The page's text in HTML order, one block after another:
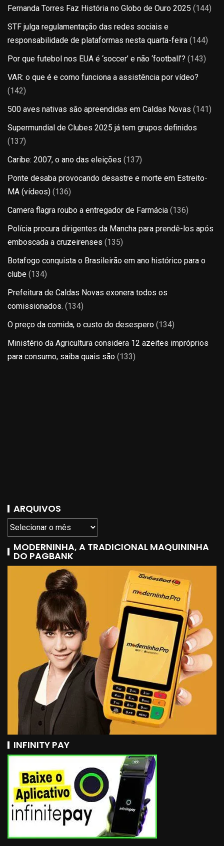
Fernanda Torres Faz História no Globo de Ouro 2025 (144)
STF julga regulamentação das redes sociais e
responsabilidade de plataformas nesta quarta-feira (144)
Por que futebol nos EUA é ‘soccer’ e não ‘football’? (143)
VAR: o que é e como funciona a assistência por vídeo?
(142)
500 aves nativas são apreendidas em Caldas Novas (141)
Supermundial de Clubes 2025 já tem grupos definidos
(137)
Caribe: 2007, o ano das eleições (137)
Ponte desaba provocando desastre e morte em Estreito-
MA (vídeos) (136)
Camera flagra roubo a entregador de Farmácia (136)
Polícia procura dirigentes da Mancha para prendê-los após
emboscada a cruzeirenses (135)
Botafogo conquista o Brasileirão em ano histórico para o
clube (134)
Prefeitura de Caldas Novas exonera todos os
comissionados. (134)
O preço da comida, o custo do desespero (134)
Ministério da Agricultura considera 12 azeites impróprios
para consumo, saiba quais são (133)
ARQUIVOS
MODERNINHA, A TRADICIONAL MAQUININHA
DO PAGBANK
INFINITY PAY